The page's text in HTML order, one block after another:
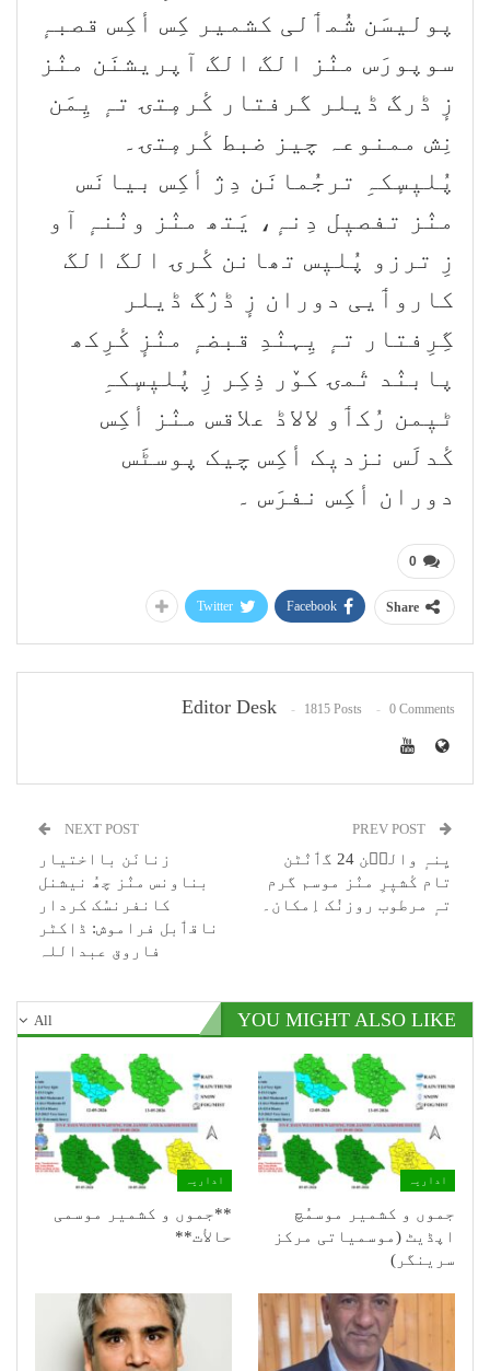
پولیسَن شُمٲلی کشمیر کِس أکِس قصبہٕ
سوپورَس منٛز الگ الگ آپریشنَن منٛز
زٕ ڈرگ ڈیلر گرفتار کٔرمٕتۍ تہٕ یِمَن
نِش ممنوعہ چیز ضبط کٔرمٕتۍ۔
پُلیٖسٕکہِ ترجُمانَن دِژ أکِس بیانَس
منٛز تفصیٖل دِنہٕ، یَتھ منٛز ونٛنہٕ آو
زِ ترزو پُلیٖس تھانن کٔرۍ الگ الگ
کاروٲیی دوران زٕ ڈرٛگ ڈیلر
گِرِفتار تہٕ یِہنٛدِ قبضہٕ منٛزٕ کٔرِکھ
پابنٛد تٔمۍ کوٚر ذِکِر زِ پُلیٖسٕکہِ
ٹیٖمن رُکٲو لالاڈ علاقس منٛز أکِس
کٔدلَس نزدیٖک أکِس چیک پوسٹَس
دوران أکِس نفرَس ۔
0
Share
Facebook
Twitter
Editor Desk 1815 Posts 0 Comments
یِنہٕ والٮ۪ن 24 گٲنٛٹن
تام کٔشیٖرِ منٛز موسم گرم
تہٕ مرطوب روزنُک اِمکان۔
NEXT POST
زنانَن بااختیار
بناونس منٛز چھُ نیشنل
کانفرنسُک کردار
ناقٲبل فراموش: ڈاکٹر
فاروق عبداللہ
All YOU MIGHT ALSO LIKE
اداریہ
جموں و کشمیر موسمُچ
اپڈیٹ (موسمیاتی مرکز
سرینگر)
اداریہ
**جموں و كشمیر موسمی
حالأت**